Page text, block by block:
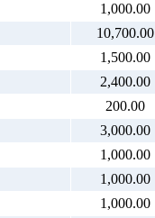
1,000.00
10,700.00
1,500.00
2,400.00
200.00
3,000.00
1,000.00
1,000.00
1,000.00